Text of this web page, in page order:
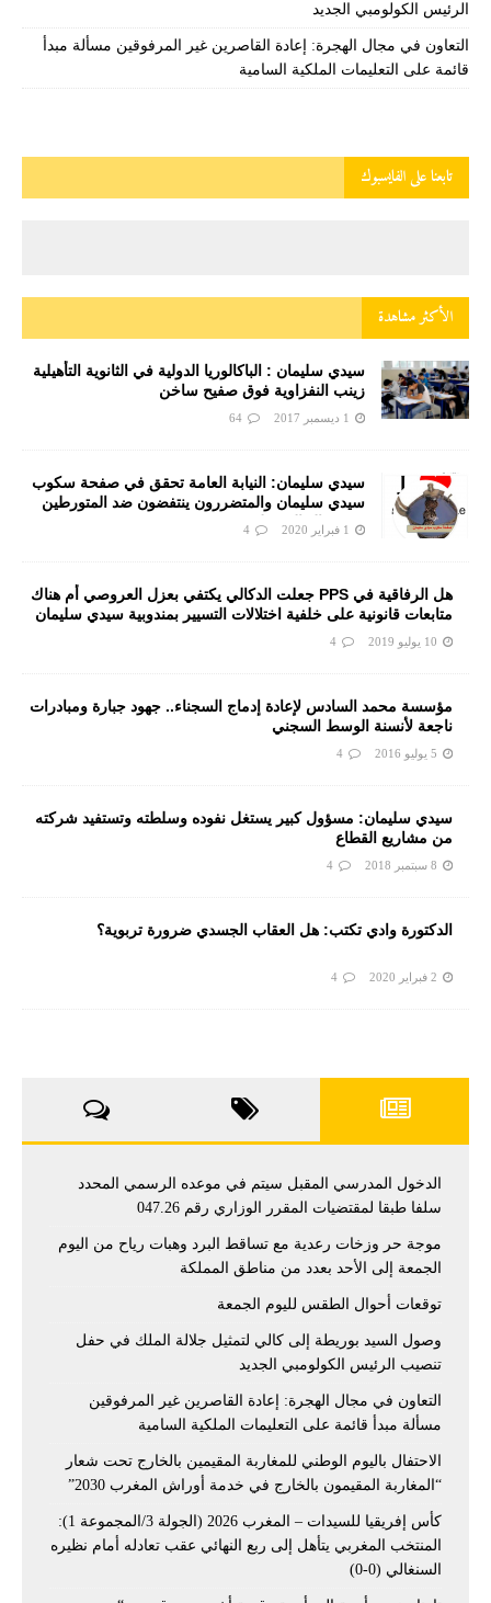
الرئيس الكولومبي الجديد
التعاون في مجال الهجرة: إعادة القاصرين غير المرفوقين مسألة مبدأ
قائمة على التعليمات الملكية السامية
تابعنا على الفايسبوك
الأكثر مشاهدة
سيدي سليمان : الباكالوريا الدولية في الثانوية التأهيلية
زينب النفزاوية فوق صفيح ساخن
1 ديسمبر 2017 64
سيدي سليمان: النيابة العامة تحقق في صفحة سكوب
سيدي سليمان والمتضررون ينتفضون ضد المتورطين
من رجال الشرطة
1 فبراير 2020 4
هل الرفاقية في PPS جعلت الدكالي يكتفي بعزل العروصي أم هناك
متابعات قانونية على خلفية اختلالات التسيير بمندوبية سيدي سليمان
10 يوليو 2019 4
مؤسسة محمد السادس لإعادة إدماج السجناء.. جهود جبارة ومبادرات
ناجعة لأنسنة الوسط السجني
5 يوليو 2016 4
سيدي سليمان: مسؤول كبير يستغل نفوده وسلطته وتستفيد شركته
من مشاريع القطاع
8 سبتمبر 2018 4
الدكتورة وادي تكتب: هل العقاب الجسدي ضرورة تربوية؟
2 فبراير 2020 4
الدخول المدرسي المقبل سیتم في موعده الرسمي المحدد
سلفا طبقا لمقتضیات المقرر الوزاري رقم 047.26
موجة حر وزخات رعدية مع تساقط البرد وهبات رياح من اليوم
الجمعة إلى الأحد بعدد من مناطق المملكة
توقعات أحوال الطقس لليوم الجمعة
وصول السيد بوريطة إلى كالي لتمثيل جلالة الملك في حفل
تنصيب الرئيس الكولومبي الجديد
التعاون في مجال الهجرة: إعادة القاصرين غير المرفوقين
مسألة مبدأ قائمة على التعليمات الملكية السامية
الاحتفال باليوم الوطني للمغاربة المقيمين بالخارج تحت شعار
“المغاربة المقيمون بالخارج في خدمة أوراش المغرب 2030”
كأس إفريقيا للسيدات – المغرب 2026 (الجولة 3/المجموعة 1):
المنتخب المغربي يتأهل إلى ربع النهائي عقب تعادله أمام نظيره
السنغالي (0-0)